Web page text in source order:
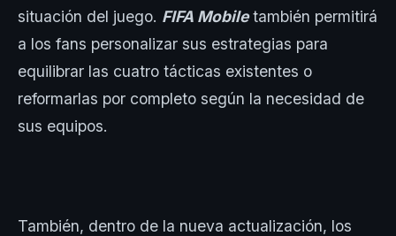
situación del juego. FIFA Mobiletambién permitirá
a los fans personalizar sus estrategias para
equilibrar las cuatro tácticas existentes o
reformarlas por completo según la necesidad de
sus equipos.
También, dentro de la nueva actualización, los